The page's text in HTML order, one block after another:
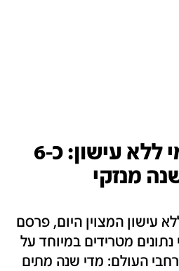
היום הבינלאומי ללא עישון: כ-6
מנזקי
עישון המצוין היום, פרסם
נתונים מטרידים במיוחד על
העולם: מדי שנה מתים